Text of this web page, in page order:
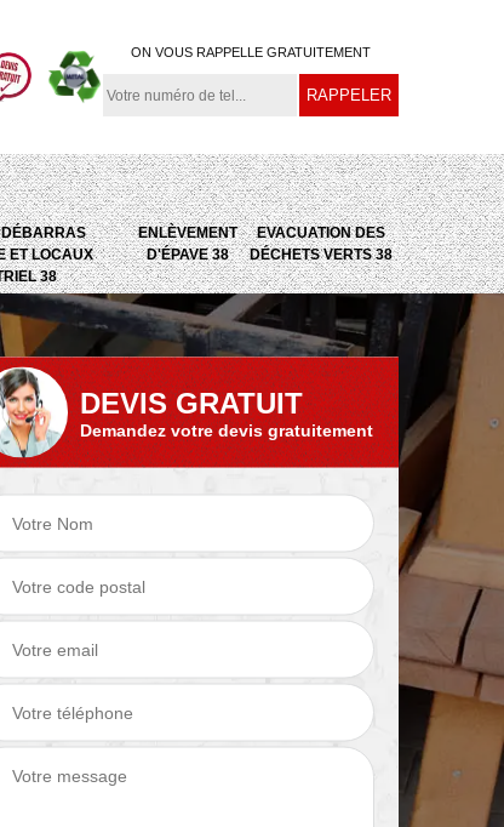
ON VOUS RAPPELLE GRATUITEMENT
ET LOCAUX
38
ENLÈVEMENT
D'ÉPAVE 38
EVACUATION DES
DÉCHETS VERTS 38
Epaviste 38
Evacuation des
déchets verts 38
DEVIS GRATUIT
Demandez votre devis gratuitement